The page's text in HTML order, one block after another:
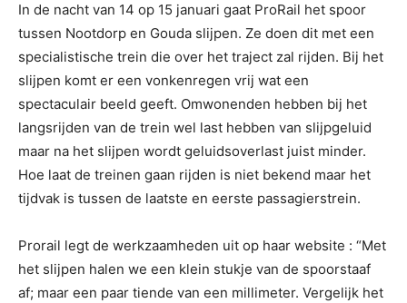
In de nacht van 14 op 15 januari gaat ProRail het spoor
tussen Nootdorp en Gouda slijpen. Ze doen dit met een
specialistische trein die over het traject zal rijden. Bij het
slijpen komt er een vonkenregen vrij wat een
spectaculair beeld geeft. Omwonenden hebben bij het
langsrijden van de trein wel last hebben van slijpgeluid
maar na het slijpen wordt geluidsoverlast juist minder.
Hoe laat de treinen gaan rijden is niet bekend maar het
tijdvak is tussen de laatste en eerste passagierstrein.
Prorail legt de werkzaamheden uit op haar website : “Met
het slijpen halen we een klein stukje van de spoorstaaf
af; maar een paar tiende van een millimeter. Vergelijk het